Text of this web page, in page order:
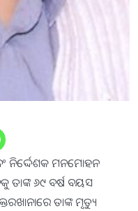
ନିର୍ଦ୍ଦେଶକ ମନମୋହନ
ତାଙ୍କ ୬୯ ବର୍ଷ ବୟସ
ତାଙ୍କ ମୃତ୍ୟୁ